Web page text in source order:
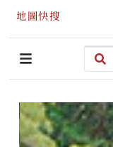
地圖快搜